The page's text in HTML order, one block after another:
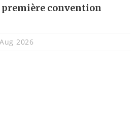
première convention
2026